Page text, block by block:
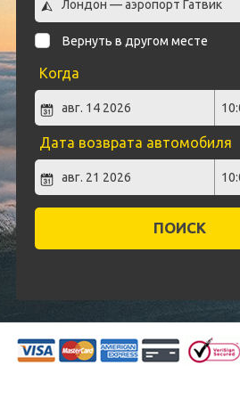
Вернуть в другом месте
Когда
Дата возврата автомобиля
ПОИСК